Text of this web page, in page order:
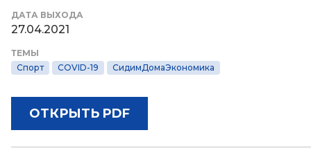
ДАТА ВЫХОДА
27.04.2021
ТЕМЫ
Спорт
COVID-19 СидимДомаЭкономика
ОТКРЫТЬ PDF